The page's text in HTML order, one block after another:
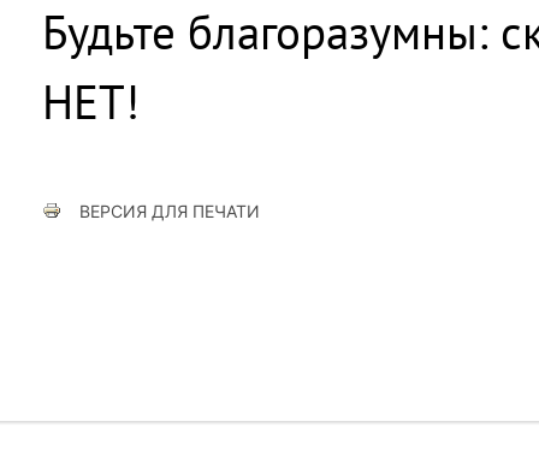
Будьте благоразумны:
НЕТ!
ВЕРСИЯ ДЛЯ ПЕЧАТИ